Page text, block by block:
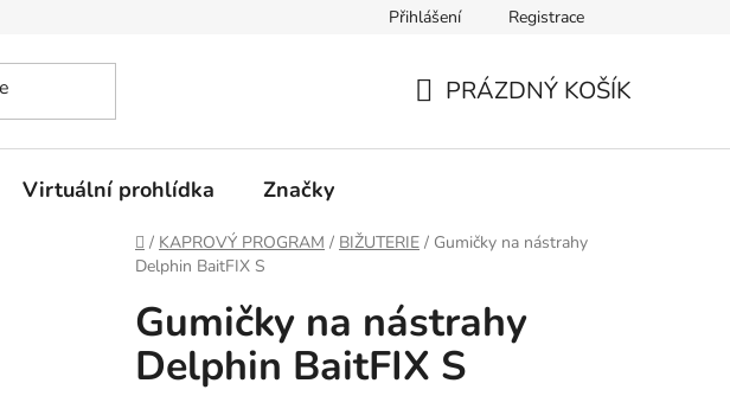
Přihlášení Registrace
PRÁZDNÝ KOŠÍK
Virtuální prohlídka Značky
Domů
/ KAPROVÝ PROGRAM / BIŽUTERIE / Gumičky na nástrahy
Delphin BaitFIX S
Gumičky na nástrahy
Delphin BaitFIX S